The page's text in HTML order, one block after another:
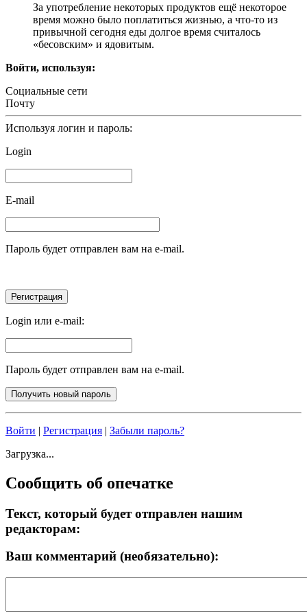
За употребление некоторых продуктов ещё некоторое
время можно было поплатиться жизнью, а что-то из
привычной сегодня еды долгое время считалось
«бесовским» и ядовитым.
Войти, используя:
Социальные сети
Почту
Используя логин и пароль:
Login
E-mail
Пароль будет отправлен вам на e-mail.
Login или e-mail:
Пароль будет отправлен вам на e-mail.
Войти | Регистрация | Забыли пароль?
Загрузка...
Сообщить об опечатке
Текст, который будет отправлен нашим
редакторам:
Ваш комментарий (необязательно):